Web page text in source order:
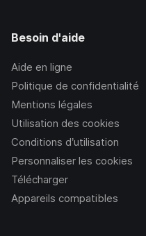
Besoin d'aide
Aide en ligne
Politique de confidentialité
Mentions légales
Utilisation des cookies
Conditions d’utilisation
Personnaliser les cookies
Télécharger
Appareils compatibles